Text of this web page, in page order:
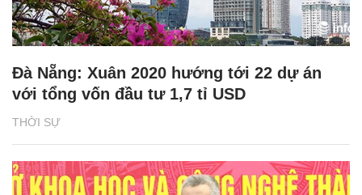
THỜI SỰ
Đà Nẵng: Xuân 2020 hướng tới 22 dự án
với tổng vốn đầu tư 1,7 tỉ USD